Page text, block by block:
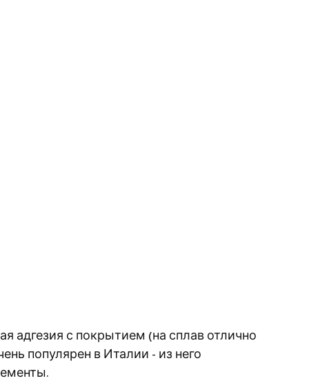
адгезия с покрытием (на сплав отлично
популярен в Италии - из него